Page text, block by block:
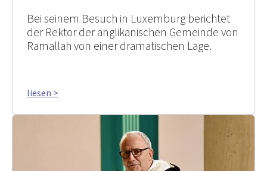
Bei seinem Besuch in Luxemburg berichtet
der Rektor der anglikanischen Gemeinde von
Ramallah von einer dramatischen Lage.
liesen >